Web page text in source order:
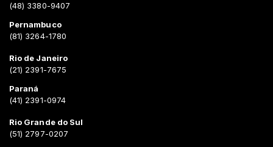
(48) 3380-9407
Pernambuco
(81) 3264-1780
Rio de Janeiro
(21) 2391-7675
Paraná
(41) 2391-0974
Rio Grande do Sul
(51) 2797-0207